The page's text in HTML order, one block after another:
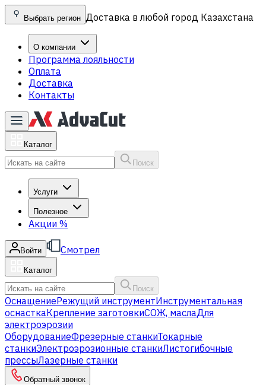
Выбрать регион Доставка в любой город Казахстана
О компании
Программа лояльности
Оплата
Доставка
Контакты
Каталог
Поиск
Услуги
Полезное
Акции %
Войти Смотрел
Каталог
Поиск
ОснащениеРежущий инструментИнструментальная
оснасткаКрепление заготовкиСОЖ, маслаДля
электроэрозии
ОборудованиеФрезерные станкиТокарные
станкиЭлектроэрозионные станкиЛистогибочные
прессыЛазерные станки
Обратный звонок